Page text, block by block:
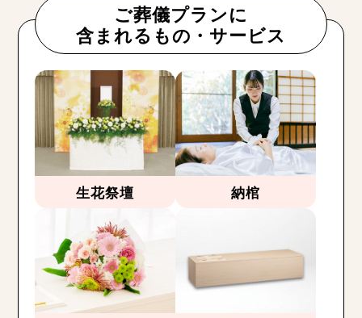
ご葬儀プランに
含まれるもの・サービス
生花祭壇 納棺